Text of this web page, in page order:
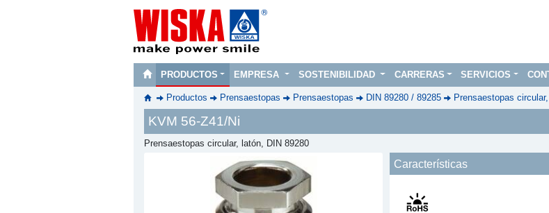
PRODUCTOS EMPRESA SOSTENIBILIDAD CARRERAS SERVICIOS
Productos Prensaestopas Prensaestopas DIN 89280 / 89285 Prensaestopas
KVM 56-Z41/Ni
Prensaestopas circular, latón, DIN 89280
Características